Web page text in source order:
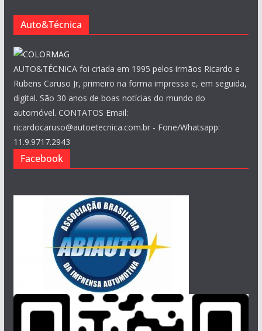
s
Auto&Técnica
AUTO&TÉCNICA foi criada em 1995 pelos irmãos Ricardo e
Rubens Caruso Jr, primeiro na forma impressa e, em seguida,
digital. São 30 anos de boas notícias do mundo do
automóvel. CONTATOS Email:
ricardocaruso@autoetecnica.com.br - Fone/Whatsapp:
11.9.9717.2943
Facebook